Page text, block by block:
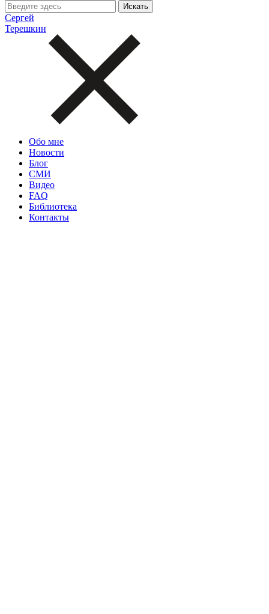
Сергей
Терешкин
Обо мне
Новости
Блог
СМИ
Видео
FAQ
Библиотека
Контакты